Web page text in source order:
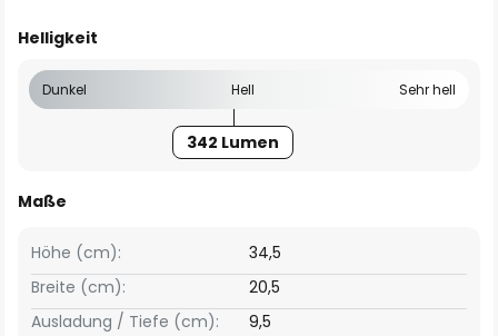
Helligkeit
Dunkel Hell Sehr hell
342 Lumen
Maße
Breite (cm): 20,5
Höhe (cm): 34,5
Ausladung / Tiefe (cm): 9,5